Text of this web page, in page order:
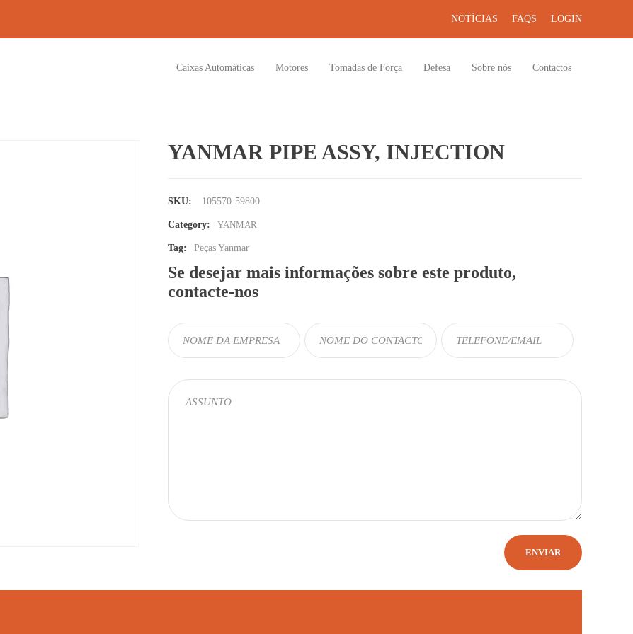
NOTÍCIAS FAQS LOGIN
Caixas Automáticas Motores Tomadas de Força Defesa Sobre nós Contactos
YANMAR PIPE ASSY, INJECTION
SKU: 105570-59800
Category: YANMAR
Tag: Peças Yanmar
Se desejar mais informações sobre este produto,
contacte-nos